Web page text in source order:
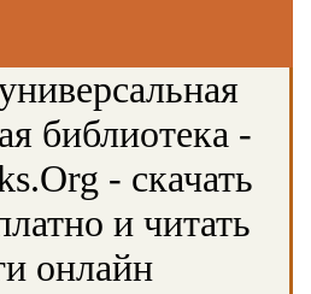
библиотека -
- скачать
и читать
онлайн